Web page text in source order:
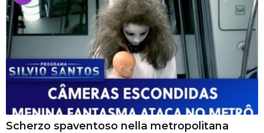
Scherzo spaventoso nella metropolitana